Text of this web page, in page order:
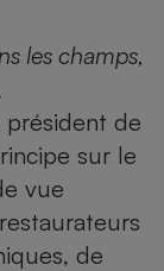
les champs,
président de
sur le
vue
de